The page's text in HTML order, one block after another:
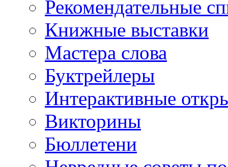
Рекомендательные
Книжные выставки
Мастера слова
Буктрейлеры
Интерактивные
Викторины
Бюллетени